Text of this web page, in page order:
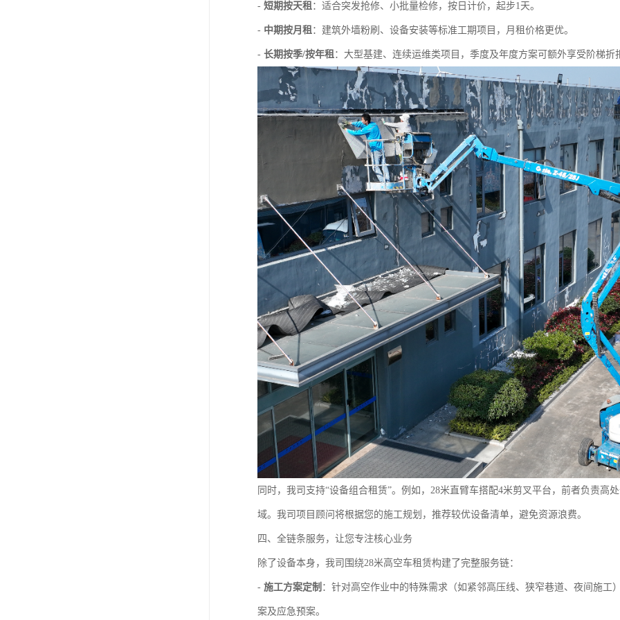
- 短期按天租：适合突发抢修、小批量检修，按日计价，起步1天。
- 中期按月租：建筑外墙粉刷、设备安装等标准工期项目，月租价格更优。
- 长期按季/按年租：大型基建、连续运维类项目，季度及年度方案可额外享受阶梯折
同时，我司支持“设备组合租赁”。例如，28米直臂车搭配4米剪叉平台，前者负责高
域。我司项目顾问将根据您的施工规划，推荐较优设备清单，避免资源浪费。
四、全链条服务，让您专注核心业务
除了设备本身，我司围绕28米高空车租赁构建了完整服务链：
- 施工方案定制 ：针对高空作业中的特殊需求（如紧邻高压线、狭窄巷道、夜间施工
案及应急预案。